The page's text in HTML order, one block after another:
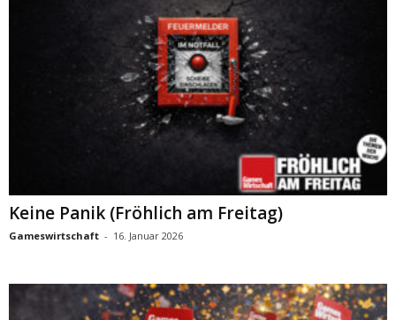
Keine Panik (Fröhlich am Freitag)
Gameswirtschaft - 16. Januar 2026